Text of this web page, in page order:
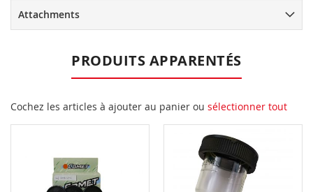
Attachments
PRODUITS APPARENTÉS
Cochez les articles à ajouter au panier ou sélectionner tout